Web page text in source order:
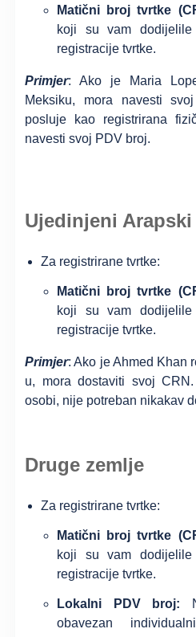
Matični broj tvrtke
koji su vam
registracije tvrtke.
Primjer: Ako je Maria
Meksiku, mora navesti
posluje kao registrirana
navesti svoj PDV broj.
Ujedinjeni
Za registrirane tvrtke:
Matični broj tvrtke
koji su vam
registracije tvrtke.
Primjer: Ako je Ahmed Khan
u, mora dostaviti svoj
osobi, nije potreban nikakav
Druge zemlje
Za registrirane tvrtke:
Matični broj tvrtke
koji su vam
registracije tvrtke.
Lokalni PDV broj:
obavezan